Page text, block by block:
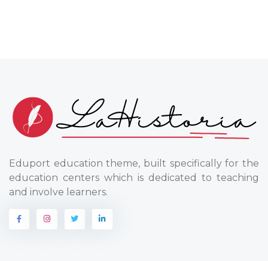
Eduport education theme, built specifically for the
education centers which is dedicated to teaching
and involve learners.